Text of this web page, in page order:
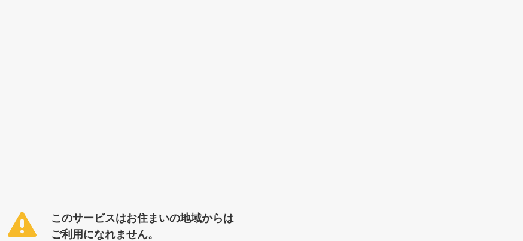
このサービスはお住まいの地域からは
ご利用になれません。